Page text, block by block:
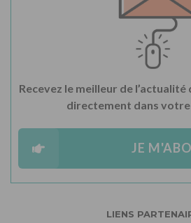
Recevez le meilleur de
directement dans
JE
LIENS